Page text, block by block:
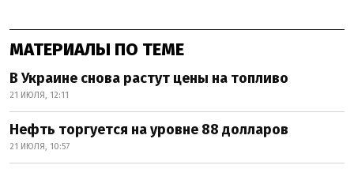
МАТЕРИАЛЫ ПО ТЕМЕ
В Украине снова растут цены на топливо
21 ИЮЛЯ, 12:11
Нефть торгуется на уровне 88 долларов
21 ИЮЛЯ, 10:57